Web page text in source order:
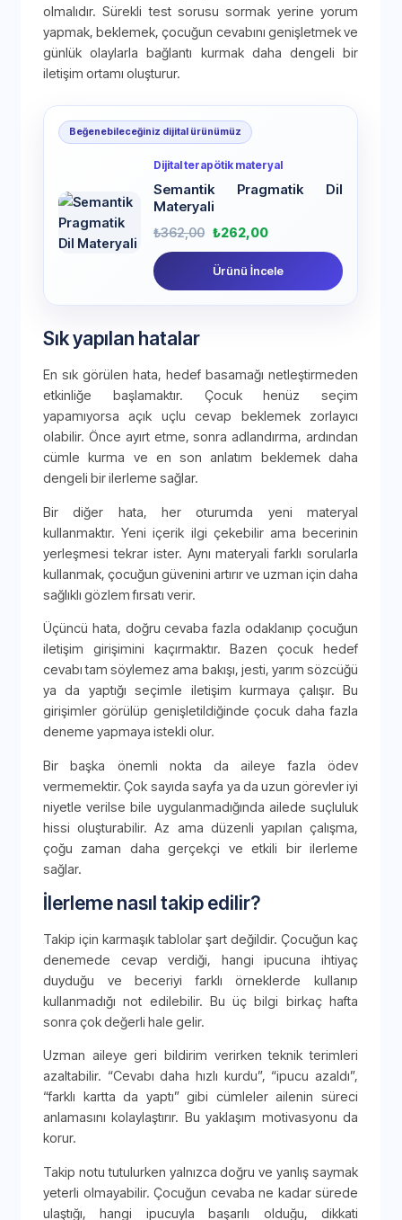
olmalıdır. Sürekli test sorusu sormak yerine yorum
yapmak, beklemek, çocuğun cevabını genişletmek ve
günlük olaylarla bağlantı kurmak daha dengeli bir
iletişim ortamı oluşturur.
Beğenebileceğiniz dijital ürünümüz
Dijital terapötik materyal
Semantik Pragmatik Dil
Materyali
₺362,00 ₺262,00
Ürünü İncele
Sık yapılan hatalar
En sık görülen hata, hedef basamağı netleştirmeden
etkinliğe başlamaktır. Çocuk henüz seçim
yapamıyorsa açık uçlu cevap beklemek zorlayıcı
olabilir. Önce ayırt etme, sonra adlandırma, ardından
cümle kurma ve en son anlatım beklemek daha
dengeli bir ilerleme sağlar.
Bir diğer hata, her oturumda yeni materyal
kullanmaktır. Yeni içerik ilgi çekebilir ama becerinin
yerleşmesi tekrar ister. Aynı materyali farklı sorularla
kullanmak, çocuğun güvenini artırır ve uzman için daha
sağlıklı gözlem fırsatı verir.
Üçüncü hata, doğru cevaba fazla odaklanıp çocuğun
iletişim girişimini kaçırmaktır. Bazen çocuk hedef
cevabı tam söylemez ama bakışı, jesti, yarım sözcüğü
ya da yaptığı seçimle iletişim kurmaya çalışır. Bu
girişimler görülüp genişletildiğinde çocuk daha fazla
deneme yapmaya istekli olur.
Bir başka önemli nokta da aileye fazla ödev
vermemektir. Çok sayıda sayfa ya da uzun görevler iyi
niyetle verilse bile uygulanmadığında ailede suçluluk
hissi oluşturabilir. Az ama düzenli yapılan çalışma,
çoğu zaman daha gerçekçi ve etkili bir ilerleme
sağlar.
İlerleme nasıl takip edilir?
Takip için karmaşık tablolar şart değildir. Çocuğun kaç
denemede cevap verdiği, hangi ipucuna ihtiyaç
duyduğu ve beceriyi farklı örneklerde kullanıp
kullanmadığı not edilebilir. Bu üç bilgi birkaç hafta
sonra çok değerli hale gelir.
Uzman aileye geri bildirim verirken teknik terimleri
azaltabilir. “Cevabı daha hızlı kurdu”, “ipucu azaldı”,
“farklı kartta da yaptı” gibi cümleler ailenin süreci
anlamasını kolaylaştırır. Bu yaklaşım motivasyonu da
korur.
Takip notu tutulurken yalnızca doğru ve yanlış saymak
yeterli olmayabilir. Çocuğun cevaba ne kadar sürede
ulaştığı, hangi ipucuyla başarılı olduğu, dikkati